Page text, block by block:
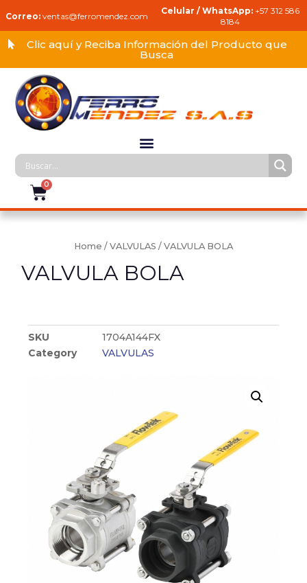
Correo: ventas@ferromendez.com
Celular / WhatsApp: +57 312 586
8184
Clic aquí y Reciba Información del Producto que
Busca
Home / VALVULAS / VALVULA BOLA
VALVULA BOLA
SKU
1704A144FX
Category
VALVULAS